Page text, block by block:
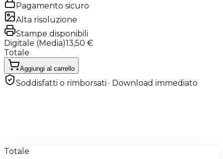
Pagamento sicuro
Alta risoluzione
Stampe disponibili
Digitale (Media)13,50 €
Totale
Aggiungi al carrello
Soddisfatti o rimborsati · Download immediato
Totale